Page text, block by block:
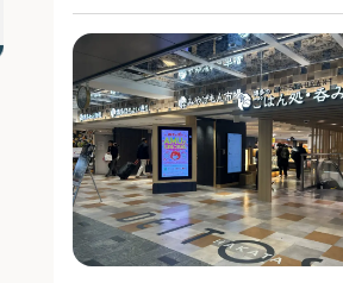
2026 酒蔵de冷ガーデン【博多百
年蔵】 ～大人の夏祭り～ 博
多唯一の造り酒屋で、夏に楽し
む日本酒イベント！
博多唯一の造り酒屋で、夏に楽しむ
日本酒イベント開催！ 2026年はなん
と11日間開催！ 今年も冷ガーデンの
開催が決定！「夏でも日本酒を楽し